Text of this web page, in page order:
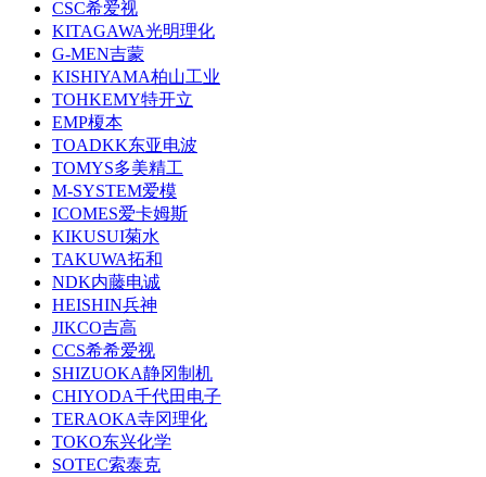
CSC希爱视
KITAGAWA光明理化
G-MEN吉蒙
KISHIYAMA柏山工业
TOHKEMY特开立
EMP榎本
TOADKK东亚电波
TOMYS多美精工
M-SYSTEM爱模
ICOMES爱卡姆斯
KIKUSUI菊水
TAKUWA拓和
NDK内藤电诚
HEISHIN兵神
JIKCO吉高
CCS希希爱视
SHIZUOKA静冈制机
CHIYODA千代田电子
TERAOKA寺冈理化
TOKO东兴化学
SOTEC索泰克